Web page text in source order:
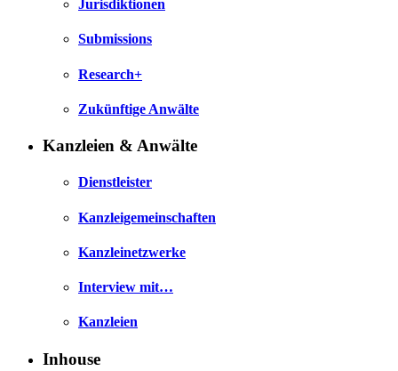
Jurisdiktionen
Submissions
Research+
Zukünftige Anwälte
Kanzleien & Anwälte
Dienstleister
Kanzleigemeinschaften
Kanzleinetzwerke
Interview mit…
Kanzleien
Inhouse